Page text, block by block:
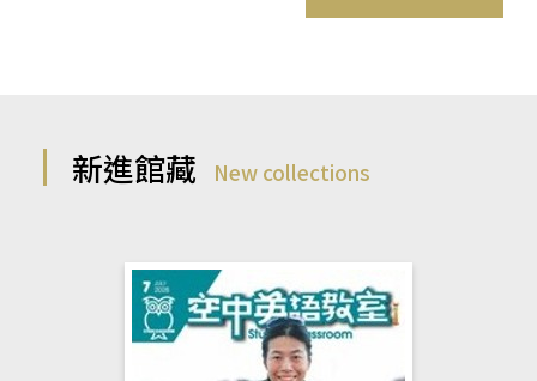
新進館藏 New collections